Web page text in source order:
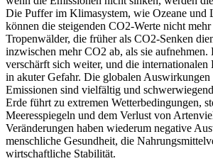
Die Puffer im Klimasystem, wie Ozeane und
können die steigenden CO2-Werte nicht
Tropenwälder, die früher als CO2-Senken
inzwischen mehr CO2 ab, als sie
verschärft sich weiter, und die
in akuter Gefahr. Die globalen Auswirkungen
Emissionen sind vielfältig und
Erde führt zu extremen Wetterbedingungen,
Meeresspiegeln und dem Verlust von
Veränderungen haben wiederum negative
menschliche Gesundheit, die
wirtschaftliche Stabilität.